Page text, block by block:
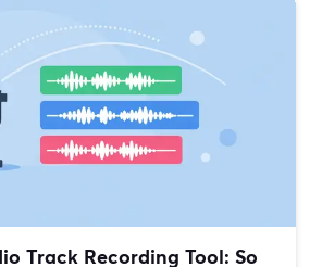
Track Recording Tool: So